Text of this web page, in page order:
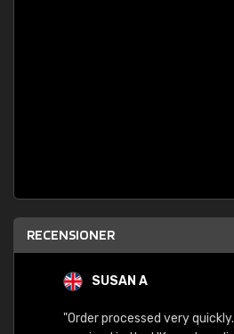
RECENSIONER
SUSAN A
"Order processed very